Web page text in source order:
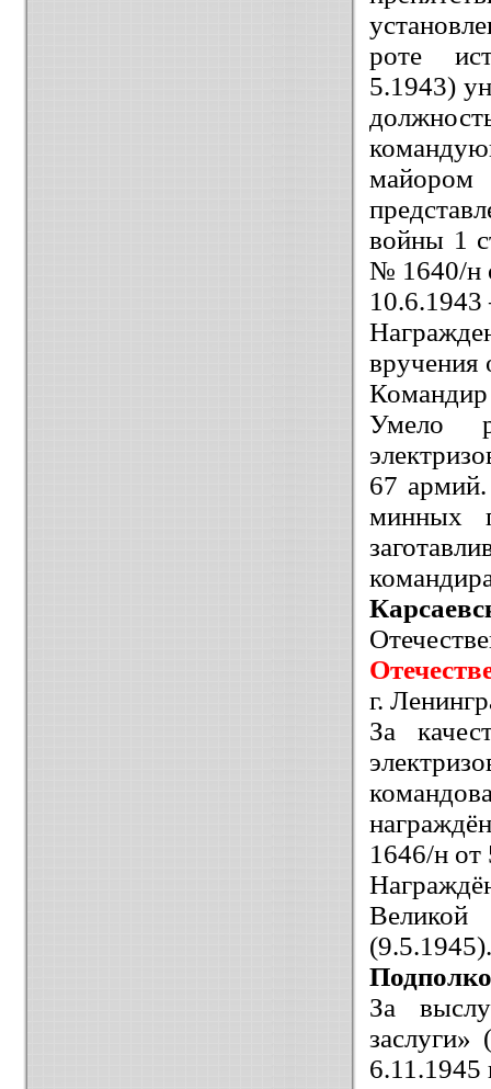
роте
5.1943)
войны 1
№ 1640/н
вручения
Умело
67 армий.
минных
г.
За
1646/н от
(9.5.1945).
За
6.11.1945